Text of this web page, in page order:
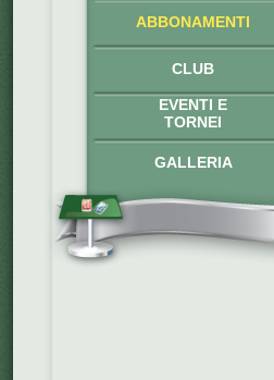
ABBONAMENTI
CLUB
EVENTI E
TORNEI
GALLERIA